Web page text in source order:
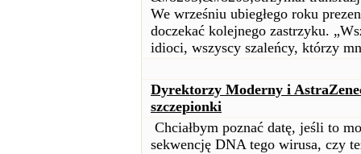
We wrześniu ubiegłego roku
doczekać kolejnego zastrzyku.
idioci, wszyscy szaleńcy, którzy
Dyrektorzy Moderny i
szczepionki
Chciałbym poznać datę, jeśli to
sekwencję DNA tego wirusa, czy